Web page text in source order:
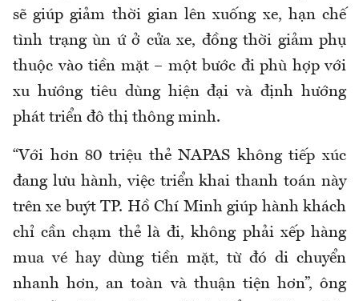
sẽ giúp giảm thời gian lên xuống xe, hạn chế
tình trạng ùn ứ ở cửa xe, đồng thời giảm phụ
thuộc vào tiền mặt – một bước đi phù hợp với
xu hướng tiêu dùng hiện đại và định hướng
phát triển đô thị thông minh.
“Với hơn 80 triệu thẻ NAPAS không tiếp xúc
đang lưu hành, việc triển khai thanh toán này
trên xe buýt TP. Hồ Chí Minh giúp hành khách
chỉ cần chạm thẻ là đi, không phải xếp hàng
mua vé hay dùng tiền mặt, từ đó di chuyển
nhanh hơn, an toàn và thuận tiện hơn”, ông